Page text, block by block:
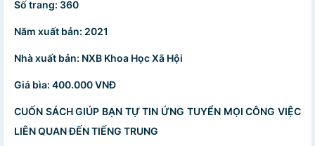
Số trang: 360
Năm xuất bản: 2021
Nhà xuất bản: NXB Khoa Học Xã Hội
Giá bìa: 400.000 VNĐ
CUỐN SÁCH GIÚP BẠN TỰ TIN ỨNG TUYỂN MỌI CÔNG VIỆC
LIÊN QUAN ĐẾN TIẾNG TRUNG